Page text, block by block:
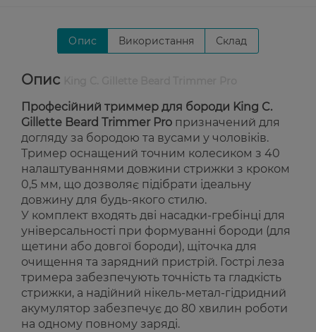
Опис Використання Склад
Опис
Професійний триммер для бороди King C.
Gillette Beard Trimmer Pro призначений для
догляду за бородою та вусами у чоловіків.
Тример оснащений точним колесиком з 40
налаштуваннями довжини стрижки з кроком
0,5 мм, що дозволяє підібрати ідеальну
довжину для будь-якого стилю.
У комплект входять дві насадки-гребінці для
універсальності при формуванні бороди (для
щетини або довгої бороди), щіточка для
очищення та зарядний пристрій. Гострі леза
тримера забезпечують точність та гладкість
стрижки, а надійний нікель-метал-гідридний
акумулятор забезпечує до 80 хвилин роботи
на одному повному заряді.